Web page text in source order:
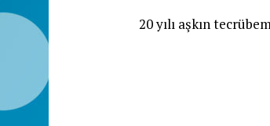
20 yılı aşkın